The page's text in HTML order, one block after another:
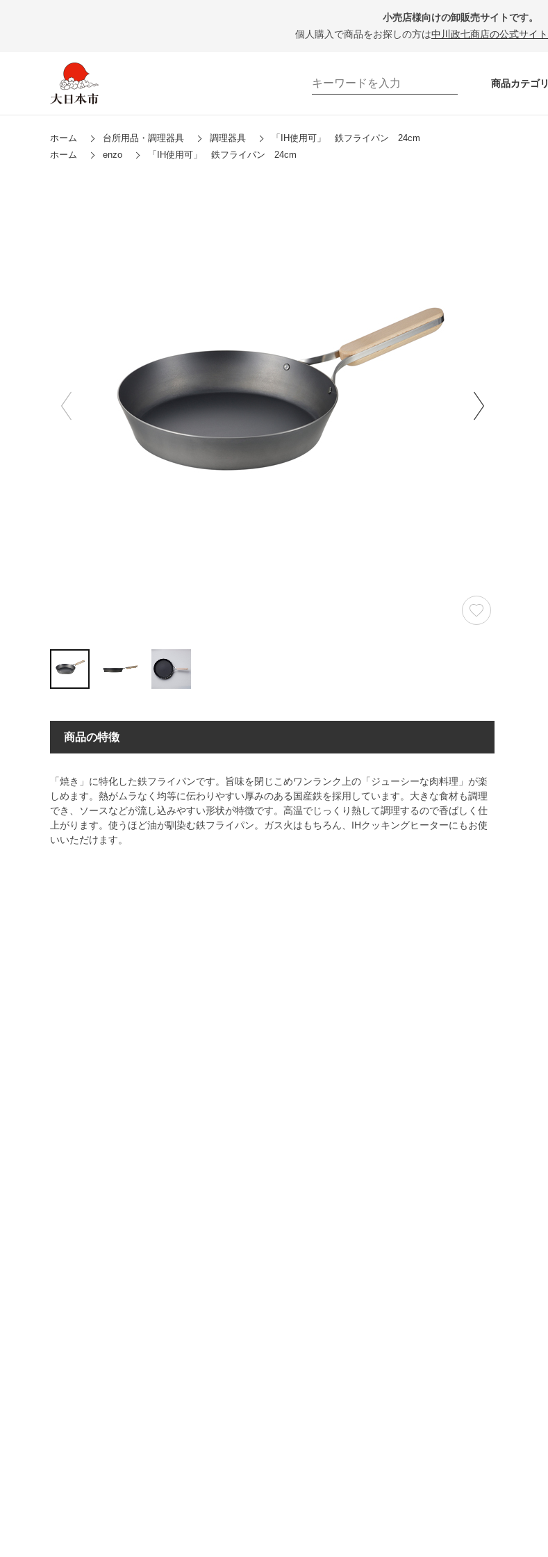
小売店様向けの卸販売サイトです。
個人購入で商品をお探しの方は中川政七商店の公式サイト
商品カテゴリ
ホーム 台所用品・調理器具 調理器具
「IH使用可」 鉄フライパン 24cm
ホーム
enzo 「IH使用可」 鉄フライパン 24cm
商品の特徴
「焼き」に特化した鉄フライパンです。旨味を閉じこめワンランク上の「ジューシーな肉料理」が楽
しめます。熱がムラなく均等に伝わりやすい厚みのある国産鉄を採用しています。大きな食材も調理
でき、ソースなどが流し込みやすい形状が特徴です。高温でじっくり熱して調理するので香ばしく仕
上がります。使うほど油が馴染む鉄フライパン。ガス火はもちろん、IHクッキングヒーターにもお使
いいただけます。